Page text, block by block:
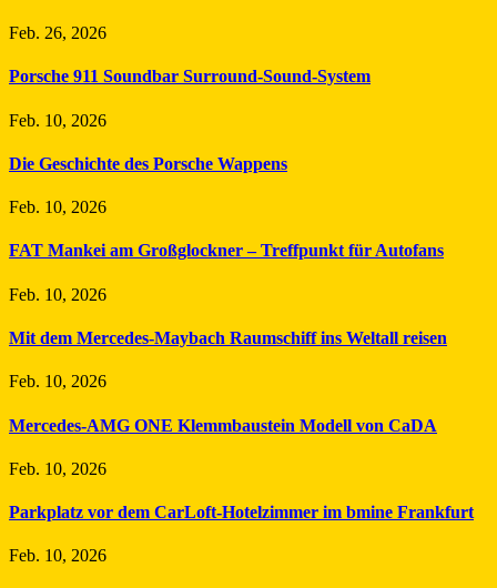
Feb. 26, 2026
Porsche 911 Soundbar Surround-Sound-System
Feb. 10, 2026
Die Geschichte des Porsche Wappens
Feb. 10, 2026
FAT Mankei am Großglockner – Treffpunkt für Autofans
Feb. 10, 2026
Mit dem Mercedes-Maybach Raumschiff ins Weltall reisen
Feb. 10, 2026
Mercedes-AMG ONE Klemmbaustein Modell von CaDA
Feb. 10, 2026
Parkplatz vor dem CarLoft-Hotelzimmer im bmine Frankfurt
Feb. 10, 2026